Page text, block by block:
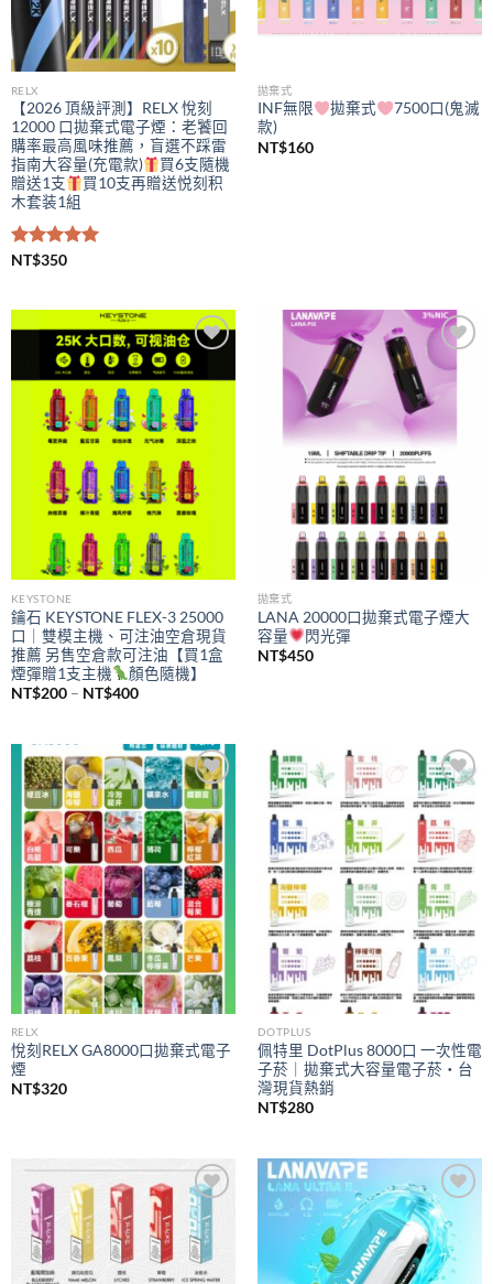
RELX
【2026 頂級評測】RELX 悅刻
12000 口拋棄式電子煙：老饕回
購率最高風味推薦，盲選不踩雷
指南大容量(充電款)
買6支隨機
贈送1支
買10支再贈送悦刻积
木套装1組
評分5.00
NT$350
拋棄式
INF無限 拋棄式
7500口(鬼滅
款)
NT$160
Add to
wishlist
KEYSTONE
鑰石 KEYSTONE FLEX-3 25000
口｜雙模主機、可注油空倉現貨
推薦 另售空倉款可注油【買1盒
煙彈贈1支主機
顏色隨機】
NT$200 – NT$400價
NT$200
到
NT$400
Add to
wishlist
拋棄式
LANA 20000口拋棄式電子煙大
容量
閃光彈
NT$450
Add to
wishlist
RELX
悅刻RELX GA8000口拋棄式電子
煙
NT$320
Add to
DOTPLUS
佩特里 DotPlus 8000口 一次性電
子菸｜拋棄式大容量電子菸・台
灣現貨熱銷
NT$280
Add to
wishlist
Add to
wishlist